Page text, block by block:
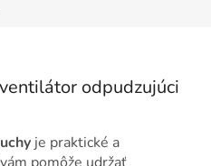
odpudzujúci
je praktické a